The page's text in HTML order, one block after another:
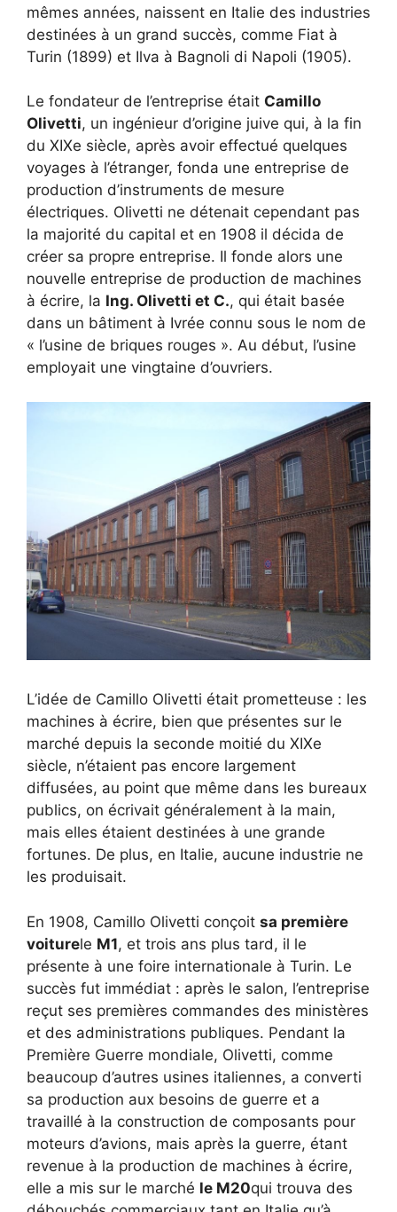
mêmes années, naissent en Italie des industries
destinées à un grand succès, comme Fiat à
Turin (1899) et Ilva à Bagnoli di Napoli (1905).
Le fondateur de l’entreprise était Camillo
Olivetti, un ingénieur d’origine juive qui, à la fin
du XIXe siècle, après avoir effectué quelques
voyages à l’étranger, fonda une entreprise de
production d’instruments de mesure
électriques. Olivetti ne détenait cependant pas
la majorité du capital et en 1908 il décida de
créer sa propre entreprise. Il fonde alors une
nouvelle entreprise de production de machines
à écrire, la Ing. Olivetti et C., qui était basée
dans un bâtiment à Ivrée connu sous le nom de
« l’usine de briques rouges ». Au début, l’usine
employait une vingtaine d’ouvriers.
L’idée de Camillo Olivetti était prometteuse : les
machines à écrire, bien que présentes sur le
marché depuis la seconde moitié du XIXe
siècle, n’étaient pas encore largement
diffusées, au point que même dans les bureaux
publics, on écrivait généralement à la main,
mais elles étaient destinées à une grande
fortunes. De plus, en Italie, aucune industrie ne
les produisait.
En 1908, Camillo Olivetti conçoit sa première
voiturele M1, et trois ans plus tard, il le
présente à une foire internationale à Turin. Le
succès fut immédiat : après le salon, l’entreprise
reçut ses premières commandes des ministères
et des administrations publiques. Pendant la
Première Guerre mondiale, Olivetti, comme
beaucoup d’autres usines italiennes, a converti
sa production aux besoins de guerre et a
travaillé à la construction de composants pour
moteurs d’avions, mais après la guerre, étant
revenue à la production de machines à écrire,
elle a mis sur le marché le M20qui trouva des